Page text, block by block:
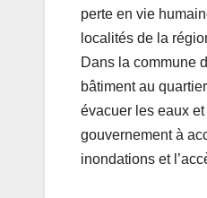
perte en vie
localités de la
Dans la commune
bâtiment au
évacuer les eaux
gouvernement à
inondations et